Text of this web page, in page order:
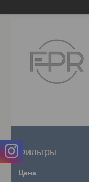
Фильтры
Цена